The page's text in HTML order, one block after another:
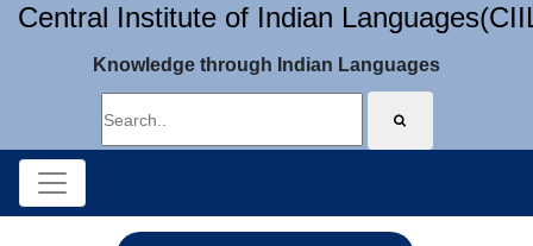
Central Institute of Indian
Knowledge through Indian Languages